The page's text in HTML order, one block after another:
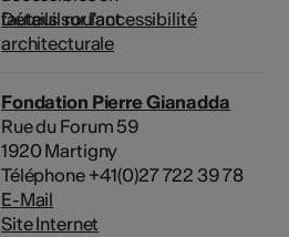
Détails sur l'accessibilité
architecturale
Fondation Pierre Gianadda
Rue du Forum 59
1920 Martigny
Téléphone +41(0)27 722 39 78
E-Mail
Site Internet